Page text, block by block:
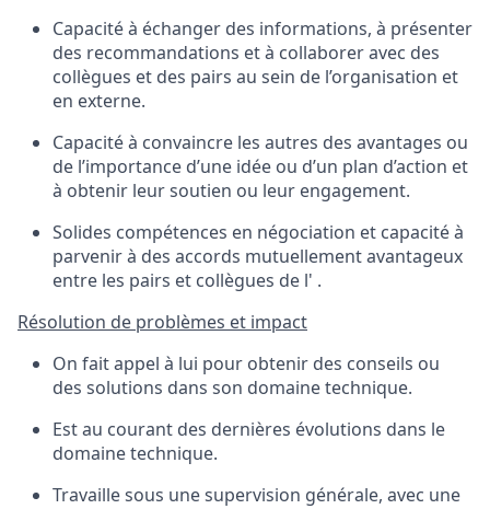
Capacitéà échanger des informations, à présenter
des recommandations età collaboreravec des
collègues et des pairs au sein de l’organisation et
en externe.
Capacitéà convaincre les autres des avantages ou
de l’importance d’une idée ou d’un plan d’action et
à obtenir leursoutien ou leur engagement.
Solides compétences en négociation et capacitéà
parvenirà des accords mutuellementavantageux
entre les pairs et collègues de l' .
Résolution de problèmes et impact
On faitappel à lui pour obtenir des conseils ou
des solutions dans son domainetechnique.
Est au courant des dernières évolutions dans le
domainetechnique.
Travaille sous unesupervision générale, avec une